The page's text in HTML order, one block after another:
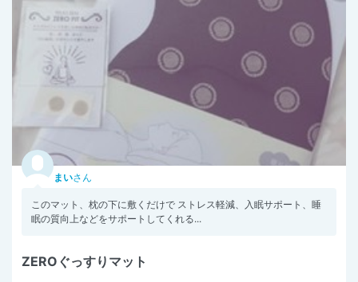
まいさん
このマット、枕の下に敷くだけで ストレス軽減、入眠サポート、睡
眠の質向上などをサポートしてくれる...
ZEROぐっすりマット